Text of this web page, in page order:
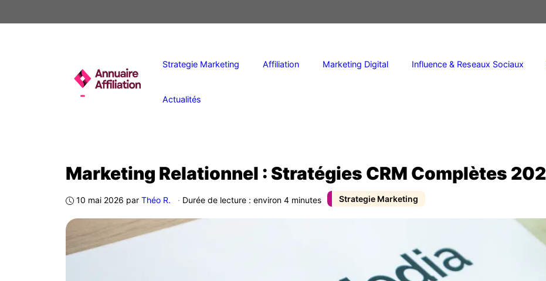
au
Strategie Marketing Affiliation Marketing Digital Influence & Reseaux Sociaux
Actualités
Strategie Marketing
Marketing Relationnel : Stratégies CRM Complètes
10 mai 2026 par Théo R. · Durée de lecture : environ 4 minutes